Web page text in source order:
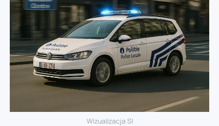
Wizualizacja SI